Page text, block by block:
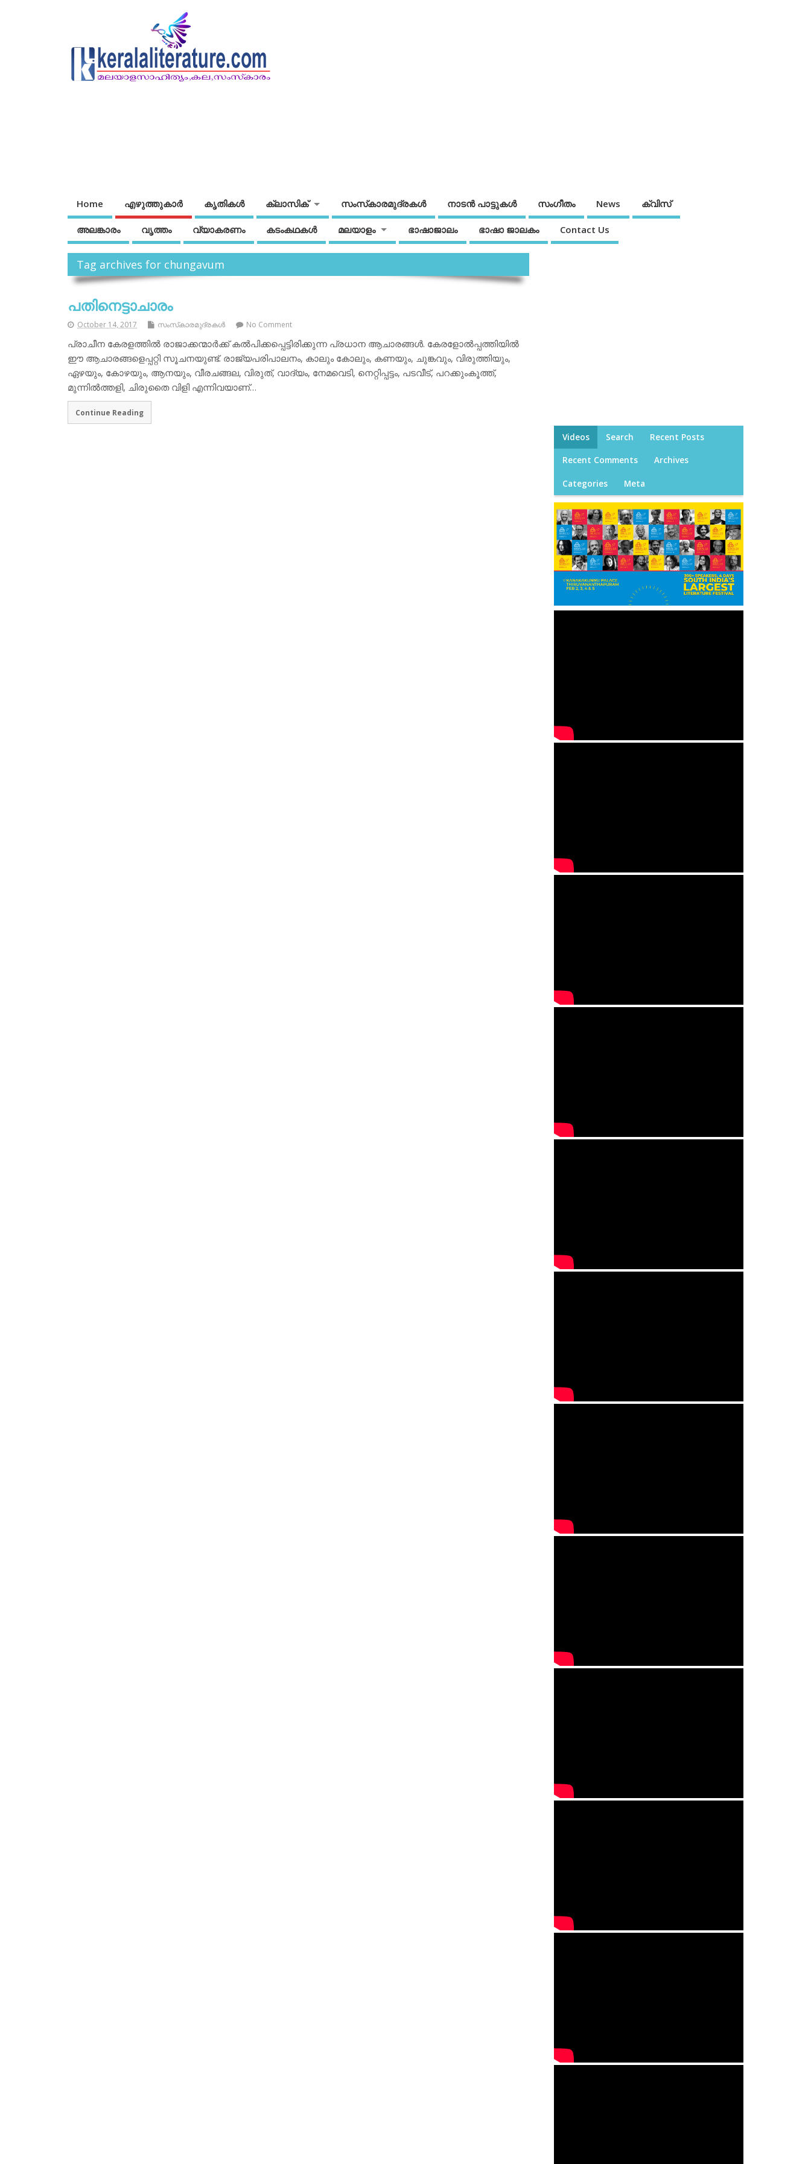
Home എഴുത്തുകാര്‍ കൃതികൾ ക്ലാസിക് സംസ്‌കാരമുദ്രകള്‍ നാടന്‍ പാട്ടുകള്‍ സംഗീതം News ക്വിസ്
അലങ്കാരം വൃത്തം വ്യാകരണം കടംകഥകള്‍ മലയാളം ഭാഷാജാലം ഭാഷാ ജാലകം Contact Us
Tag archives for chungavum
പതിനെട്ടാചാരം
October 14, 2017 സംസ്‌കാരമുദ്രകള്‍ No Comment
പ്രാചീന കേരളത്തില്‍ രാജാക്കന്മാര്‍ക്ക് കല്‍പിക്കപ്പെട്ടിരിക്കുന്ന പ്രധാന ആചാരങ്ങള്‍. കേരളോല്‍പ്പത്തിയില്‍
ഈ ആചാരങ്ങളെപ്പറ്റി സൂചനയുണ്ട്. രാജ്യപരിപാലനം, കാലും കോലും, കണയും, ചുങ്കവും, വിരുത്തിയും,
ഏഴയും, കോഴയും, ആനയും, വീരചങ്ങല, വിരുത്, വാദ്യം, നേമവെടി, നെറ്റിപ്പട്ടം, പടവീട്, പറക്കുംകൂത്ത്,
മുന്നില്‍ത്തളി, ചിരുതൈ വിളി എന്നിവയാണ്…
Continue Reading
Videos Search Recent Posts
Recent Comments Archives
Categories Meta